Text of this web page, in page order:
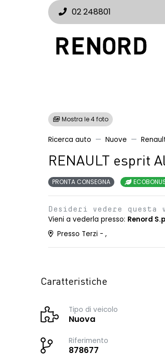
02 248801
Mostra le 4 foto
Ricerca auto Nuove
RENAULT esprit
PRONTA CONSEGNA
Desideri vedere
Vieni a vederla presso: Renord
Presso Terzi - ,
Caratteristiche
Tipo di veicolo
Nuova
Riferimento
878677